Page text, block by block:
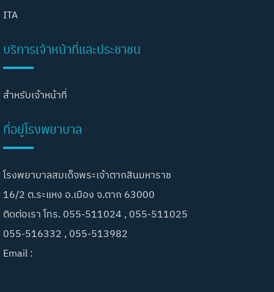
ITA
บริการเจ้าหน้าที่และประชาชน
สำหรับเจ้าหน้าที่
ที่อยู่โรงพยาบาล
โรงพยาบาลสมเด็จพระเจ้าตากสินมหาราช
16/2 ต.ระแหง อ.เมือง จ.ตาก 63000
ติดต่อเรา โทร. 055-511024 , 055-511025
055-516332 , 055-513982
Email :